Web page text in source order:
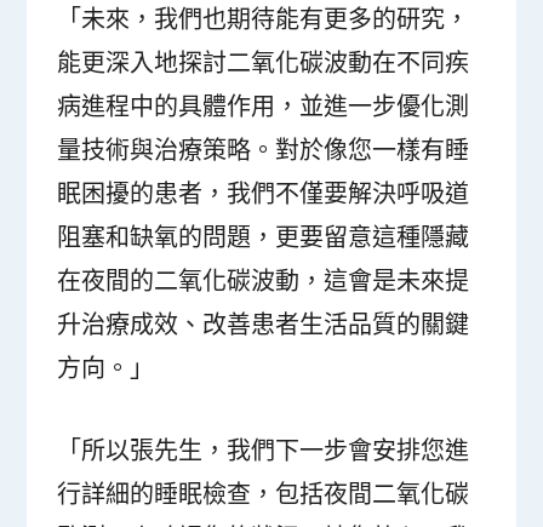
「未來，我們也期待能有更多的研究，
能更深入地探討二氧化碳波動在不同疾
病進程中的具體作用，並進一步優化測
量技術與治療策略。對於像您一樣有睡
眠困擾的患者，我們不僅要解決呼吸道
阻塞和缺氧的問題，更要留意這種隱藏
在夜間的二氧化碳波動，這會是未來提
升治療成效、改善患者生活品質的關鍵
方向。」
「所以張先生，我們下一步會安排您進
行詳細的睡眠檢查，包括夜間二氧化碳